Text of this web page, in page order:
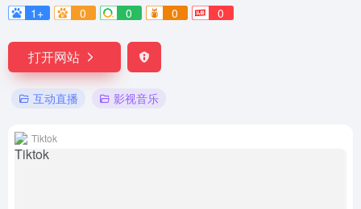
1+
0 0 0 0
打开网站
互动直播 影视音乐
Tiktok